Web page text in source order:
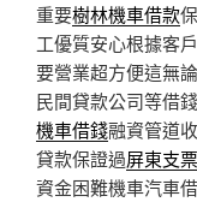
重要樹林機車借款
工優質安心根據客
要營業超方便這無
民間貸款公司等借
機車借錢融資管道
貸款保證過屏東支
資金困難機車汽車